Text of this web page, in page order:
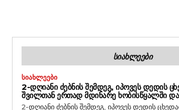
ᲡᲘᲐᲮᲚᲔᲔᲑᲘ
ᲡᲘᲐᲮᲚᲔᲔᲑᲘ
2-ᲓᲦᲘᲐᲜᲘ ᲫᲔᲑᲜᲘᲡ ᲨᲔᲛᲓᲔᲒ, ᲘᲞᲝᲕᲔᲡ ᲓᲔᲓᲘᲡ
ᲨᲕᲘᲚᲗᲐᲜ ᲔᲠᲗᲐᲓ ᲛᲓᲘᲜᲐᲠᲔ ᲮᲝᲑᲘᲡᲬᲧᲐᲚᲨᲘ
2-დღიანი ძებნის შემდეგ, იპოვეს დედის